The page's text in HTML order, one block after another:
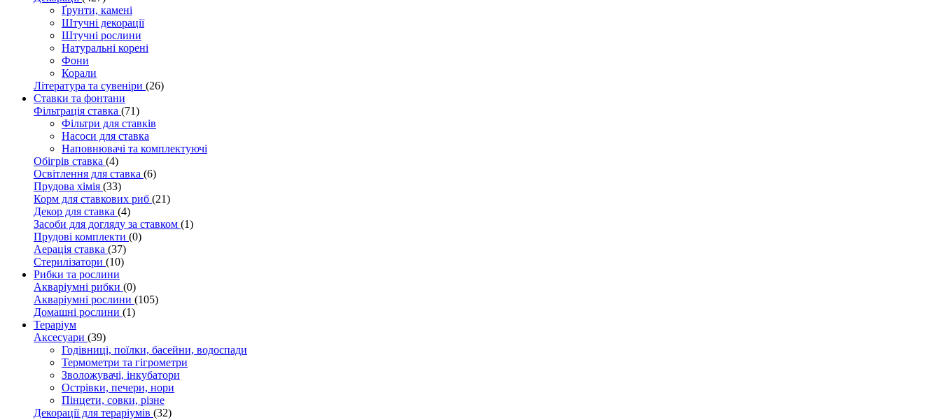
Ґрунти, камені
Штучні декорації
Штучні рослини
Натуральні корені
Фони
Корали
Література та сувеніри (26)
Ставки та фонтани
Фільтрація ставка (71)
Фільтри для ставків
Насоси для ставка
Наповнювачі та комплектуючі
Обігрів ставка (4)
Освітлення для ставка (6)
Прудова хімія (33)
Корм для ставкових риб (21)
Декор для ставка (4)
Засоби для догляду за ставком (1)
Прудові комплекти (0)
Аерація ставка (37)
Стерилізатори (10)
Рибки та рослини
Акваріумні рибки (0)
Акваріумні рослини (105)
Домашні рослини (1)
Тераріум
Аксесуари (39)
Годівниці, поїлки, басейни, водоспади
Термометри та гігрометри
Зволожувачі, інкубатори
Острівки, печери, нори
Пінцети, совки, різне
Декорації для тераріумів (32)